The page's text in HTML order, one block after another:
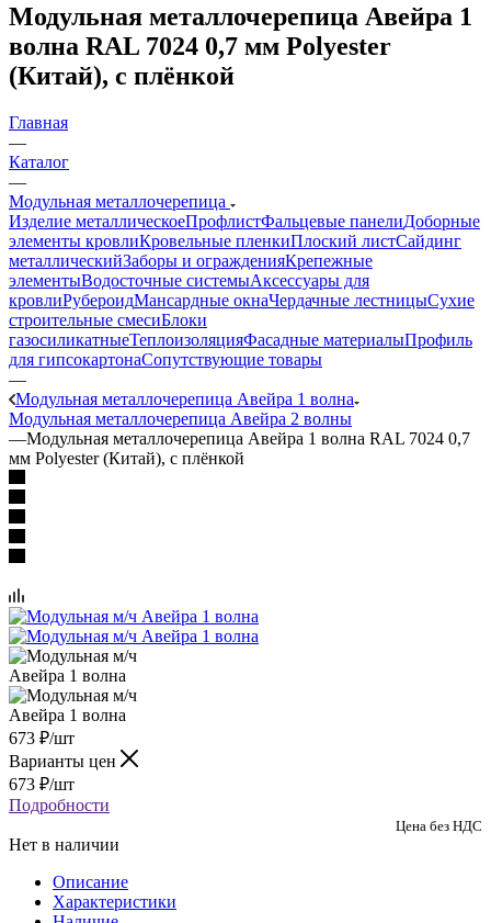
Модульная металлочерепица Авейра 1
волна RAL 7024 0,7 мм Polyester
(Китай), с плёнкой
Главная
—
Каталог
—
Модульная металлочерепица
Изделие металлическоеПрофлистФальцевые панелиДоборные
элементы кровлиКровельные пленкиПлоский листСайдинг
металлическийЗаборы и огражденияКрепежные
элементыВодосточные системыАксессуары для
кровлиРубероидМансардные окнаЧердачные лестницыСухие
строительные смесиБлоки
газосиликатныеТеплоизоляцияФасадные материалыПрофиль
для гипсокартонаСопутствующие товары
—
Модульная металлочерепица Авейра 1 волна
Модульная металлочерепица Авейра 2 волны
—Модульная металлочерепица Авейра 1 волна RAL 7024 0,7
мм Polyester (Китай), с плёнкой
673 ₽/шт
Варианты цен
673 ₽/шт
Подробности
Цена без НДС
Нет в наличии
Описание
Характеристики